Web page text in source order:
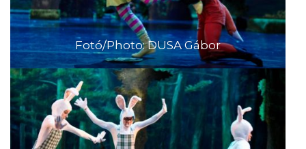
Fotó/Photo: DUSA Gábor